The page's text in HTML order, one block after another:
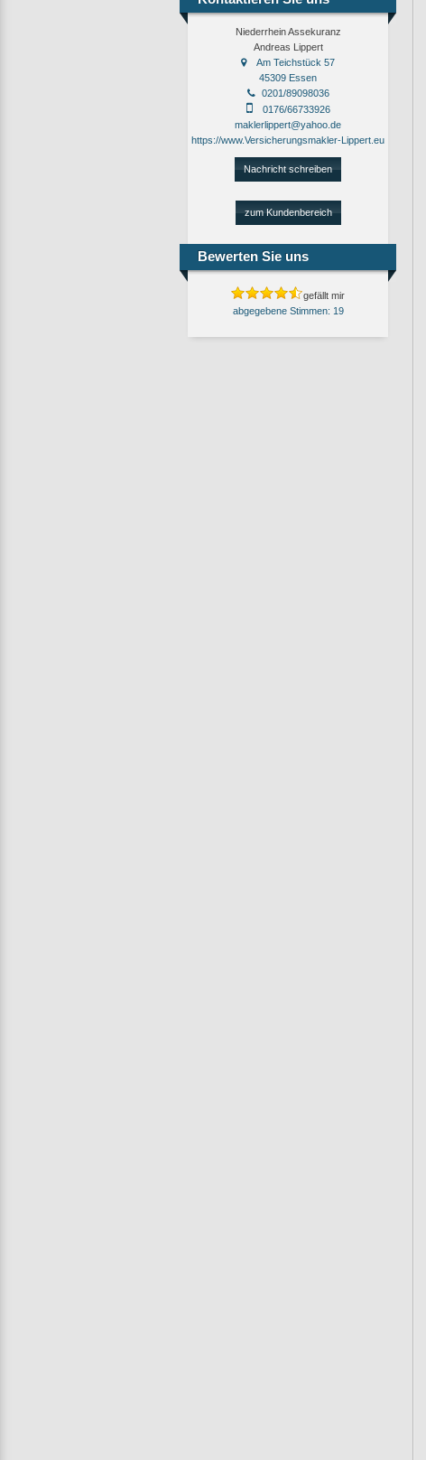
Niederrhein Assekuranz
Andreas Lippert
Am Teichstück 57
45309 Essen
0201/89098036
0176/66733926
maklerlippert@yahoo.de
https://www.Versicherungsmakler-Lippert.eu
Nachricht schreiben
zum Kundenbereich
Bewerten Sie uns
gefällt mir
19